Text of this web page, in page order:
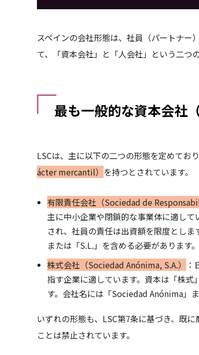
スペインの会社形態は、社員（パートナー
て、「資本会社」と「人会社」という二つ
最も一般的な資本会社
LSCは、主に以下の二つの形態を定めてお
ácter mercantil） を持つとされています。
有限責任会社（Sociedad de
主に中小企業や閉鎖的な事業体に適し
され、社員の責任は出資額を限度とし
または「S.L.」を含める必要があります。
株式会社（Sociedad Anónima, S.A.）
指す企業に適しています。資本は「株
す。会社名には「Sociedad Anónima」
いずれの形態も、LSC第7条に基づき、既
ことは禁止されています。